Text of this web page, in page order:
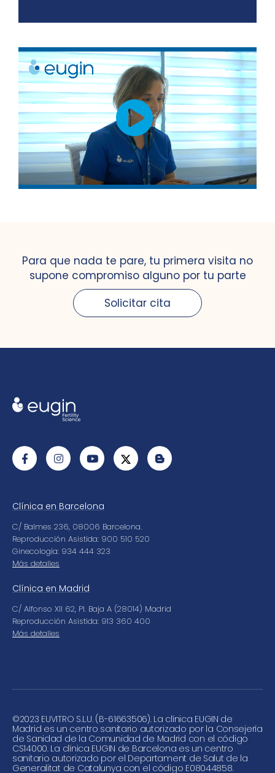
Para que nada te pare, tu primera visita no
supone compromiso alguno por tu parte
Solicitar cita
Clínica en Barcelona
C/ Balmes 236, 08006 Barcelona.
Reproducción Asistida: 900 510 520
Ginecología: 934 444 323
Más detalles
Clínica en Madrid
C/ Alfonso XII 62, Pl. Baja A (28014) Madrid
Reproducción Asistida: 913 360 400
Más detalles
©2023 EUVITRO S.L.U. (B-61663506). La clínica EUGIN de
Madrid es un centro sanitario autorizado por la Consejería
de Sanidad de la Comunidad de Madrid con el código
CS14000. La clínica EUGIN de Barcelona es un centro
sanitario autorizado por el Departament de Salut de la
Generalitat de Catalunya con el código E08044858.